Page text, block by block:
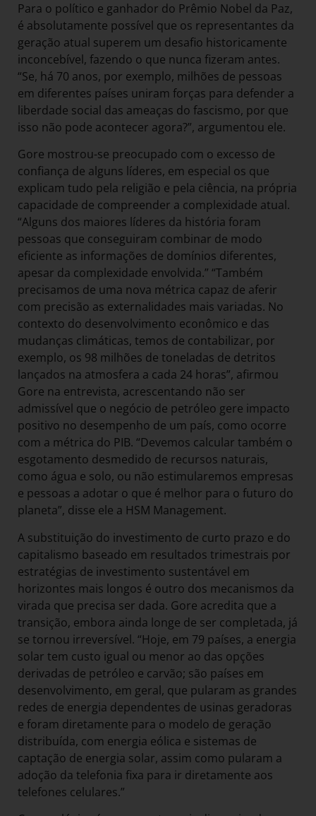
Para o político e ganhador do Prêmio Nobel da Paz,
é absolutamente possível que os representantes da
geração atual superem um desafio historicamente
inconcebível, fazendo o que nunca fizeram antes.
“Se, há 70 anos, por exemplo, milhões de pessoas
em diferentes países uniram forças para defender a
liberdade social das ameaças do fascismo, por que
isso não pode acontecer agora?”, argumentou ele.
Gore mostrou-se preocupado com o excesso de
confiança de alguns líderes, em especial os que
explicam tudo pela religião e pela ciência, na própria
capacidade de compreender a complexidade atual.
“Alguns dos maiores líderes da história foram
pessoas que conseguiram combinar de modo
eficiente as informações de domínios diferentes,
apesar da complexidade envolvida.” “Também
precisamos de uma nova métrica capaz de aferir
com precisão as externalidades mais variadas. No
contexto do desenvolvimento econômico e das
mudanças climáticas, temos de contabilizar, por
exemplo, os 98 milhões de toneladas de detritos
lançados na atmosfera a cada 24 horas”, afirmou
Gore na entrevista, acrescentando não ser
admissível que o negócio de petróleo gere impacto
positivo no desempenho de um país, como ocorre
com a métrica do PIB. “Devemos calcular também o
esgotamento desmedido de recursos naturais,
como água e solo, ou não estimularemos empresas
e pessoas a adotar o que é melhor para o futuro do
planeta”, disse ele a HSM Management.
A substituição do investimento de curto prazo e do
capitalismo baseado em resultados trimestrais por
estratégias de investimento sustentável em
horizontes mais longos é outro dos mecanismos da
virada que precisa ser dada. Gore acredita que a
transição, embora ainda longe de ser completada, já
se tornou irreversível. “Hoje, em 79 países, a energia
solar tem custo igual ou menor ao das opções
derivadas de petróleo e carvão; são países em
desenvolvimento, em geral, que pularam as grandes
redes de energia dependentes de usinas geradoras
e foram diretamente para o modelo de geração
distribuída, com energia eólica e sistemas de
captação de energia solar, assim como pularam a
adoção da telefonia fixa para ir diretamente aos
telefones celulares.”